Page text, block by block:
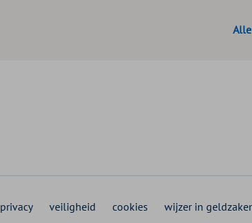
privacy veiligheid cookies wijzer in